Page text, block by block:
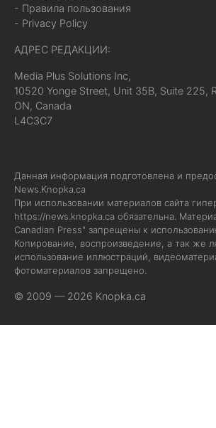
- Правила пользования
- Privacy Policy
АДРЕС РЕДАКЦИИ:
Media Plus Solutions Inc,
10520 Yonge Street, Unit 35B, Suite 225,
ON, Canada
L4C3C7
Данная информация подготовлена и
News.Knopka.ca
При использовании материалов сайта
https://news.knopka.ca обязательна.
Canadian Press" запрещены к
Копирование, воспроизведение, а так же
использование иллюстраций,
фотоматериалов запрещено.
© 2009 — 2026 Knopka.ca